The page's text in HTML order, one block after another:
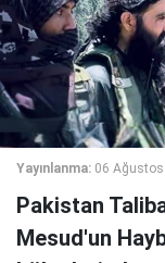
Yayınlanma: 06 Ağustos
Pakistan
Mesud'un